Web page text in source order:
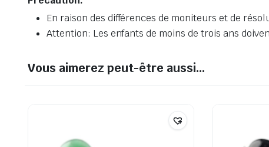
En raison des différences de moniteurs et de
Attention: Les enfants de moins de trois ans
Vous aimerez peut-être aussi…